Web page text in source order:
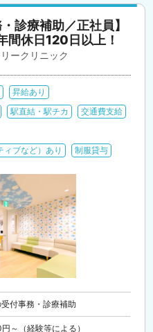
診療補助／正社員】
間休日120日以上！
ークリニック
昇給あり
駅直結・駅チカ
交通費支給
ブなど）あり
制服貸与
付事務・診療補助
～（経験等による）